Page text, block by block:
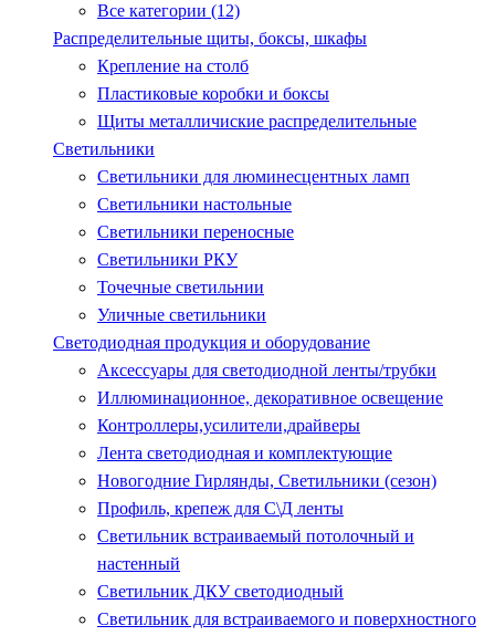
Все категории (12)
Распределительные щиты, боксы, шкафы
Крепление на столб
Пластиковые коробки и боксы
Щиты металличиские распределительные
Светильники
Светильники для люминесцентных ламп
Светильники настольные
Светильники переносные
Светильники РКУ
Точечные светильнии
Уличные светильники
Светодиодная продукция и оборудование
Аксессуары для светодиодной ленты/трубки
Иллюминационное, декоративное освещение
Контроллеры,усилители,драйверы
Лента светодиодная и комплектующие
Новогодние Гирлянды, Светильники (сезон)
Профиль, крепеж для С\Д ленты
Светильник встраиваемый потолочный и
настенный
Светильник ДКУ светодиодный
Светильник для встраиваемого и поверхностного